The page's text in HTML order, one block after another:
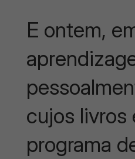
E ontem,
cujos livros
programa